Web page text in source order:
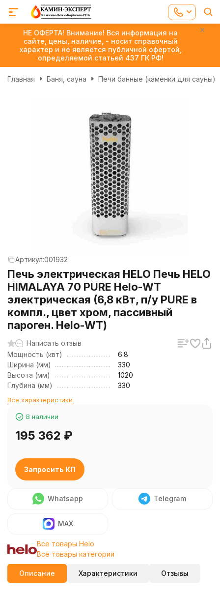
НЕ ОФЕРТА! Внимание! Вся информация на
сайте, цены, наличие, - носит справочный
характер и не является публичной офертой,
определяемой статьей 437 ГК РФ!
Главная Баня, сауна Печи банные (каменки для сауны)
Артикул:001932
Печь электрическая HELO Печь HELO
HIMALAYA 70 PURE Helo-WT
электрическая (6,8 кВт, п/у PURE в
компл., цвет хром, пассивный
пароген. Helo-WT)
Написать отзыв
Мощность (квт)
6.8
Ширина (мм)
330
Высота (мм)
1020
Глубина (мм)
330
Все характеристики
В наличии
195 362 ₽
Запросить КП
Whatsapp Telegram
MAX
Все товары Helo
Все товары категории
Описание Характеристики Отзывы